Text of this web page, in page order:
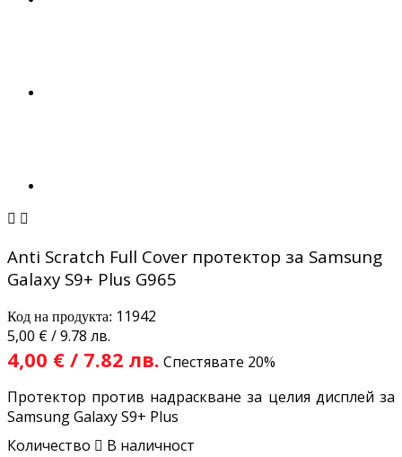
 
Anti Scratch Full Cover протектор за Samsung
Galaxy S9+ Plus G965
Код на продукта: 11942
5,00 € / 9.78 лв.
4,00 € / 7.82 лв. Спестявате 20%
Протектор против надраскване за целия дисплей за
Samsung Galaxy S9+ Plus
Количество  В наличност